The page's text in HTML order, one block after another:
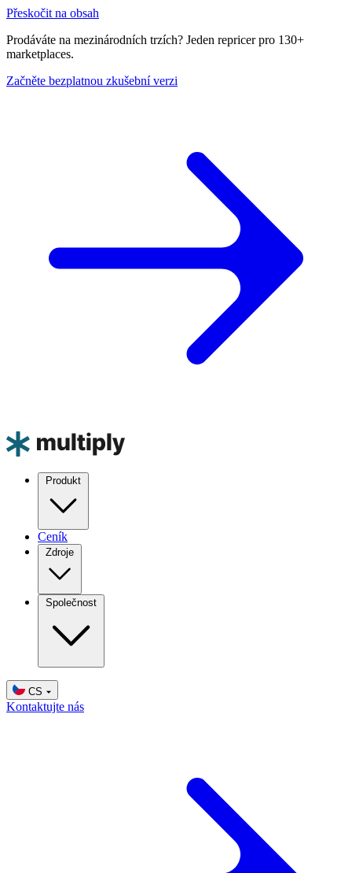
Přeskočit na obsah
Prodáváte na mezinárodních trzích? Jeden repricer pro 130+
marketplaces.
Začněte bezplatnou zkušební verzi
Produkt
Ceník
Zdroje
Společnost
CS
Kontaktujte nás